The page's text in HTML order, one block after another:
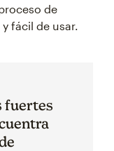
de
fácil de usar.
fuertes